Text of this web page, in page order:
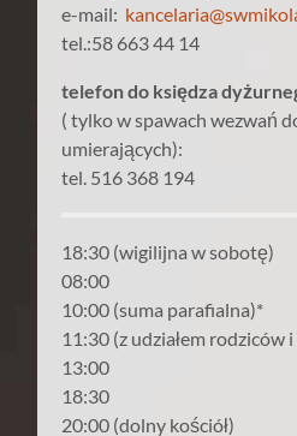
e-mail:
tel.:58 663 44 14
telefon do księdza
( tylko w spawach wezwań
umierających):
tel. 516 368 194
18:30 (wigilijna w sobotę)
08:00
10:00 (suma parafialna)*
11:30 (z udziałem rodziców
13:00
18:30
20:00 (dolny kościół)